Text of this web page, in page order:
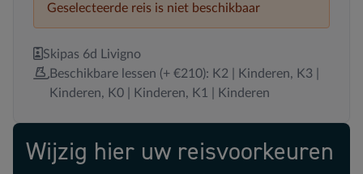
Geselecteerde reis is niet beschikbaar
Skipas 6d Livigno
Beschikbare lessen (+ €210): K2 | Kinderen, K3 |
Kinderen, K0 | Kinderen, K1 | Kinderen
Wijzig hier uw reisvoorkeuren